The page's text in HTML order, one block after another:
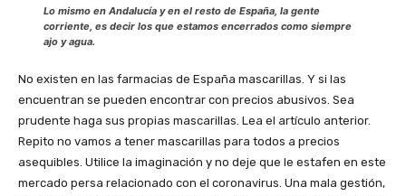
Lo mismo en Andalucía y en el resto de España, la gente
corriente, es decir los que estamos encerrados como siempre
ajo y agua.
No existen en las farmacias de España mascarillas. Y si las
encuentran se pueden encontrar con precios abusivos. Sea
prudente haga sus propias mascarillas. Lea el artículo anterior.
Repito no vamos a tener mascarillas para todos a precios
asequibles. Utilice la imaginación y no deje que le estafen en este
mercado persa relacionado con el coronavirus. Una mala gestión,